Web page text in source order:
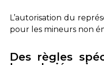
L’autorisation du
pour les mineurs non
Des règles